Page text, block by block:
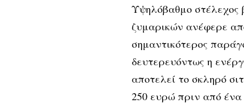
Υψηλόβαθμο στέλεχος
ζυμαρικών ανέφερε
σημαντικότερος
δευτερευόντως η
αποτελεί το σκληρό
250 ευρώ πριν από